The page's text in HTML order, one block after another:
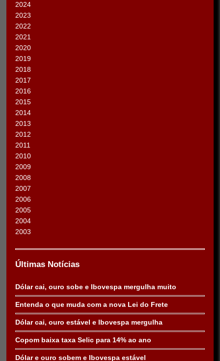
2024
2023
2022
2021
2020
2019
2018
2017
2016
2015
2014
2013
2012
2011
2010
2009
2008
2007
2006
2005
2004
2003
Últimas Notícias
Dólar cai, ouro sobe e Ibovespa mergulha muito
Entenda o que muda com a nova Lei do Frete
Dólar cai, ouro estável e Ibovespa mergulha
Copom baixa taxa Selic para 14% ao ano
Dólar e ouro sobem e Ibovespa estável